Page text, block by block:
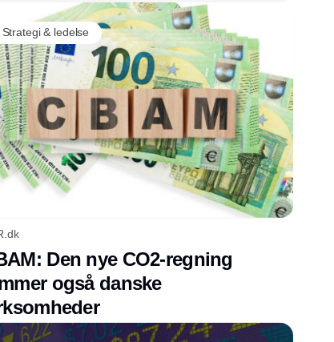
Strategi & ledelse
Den nye CO2-regning
også danske